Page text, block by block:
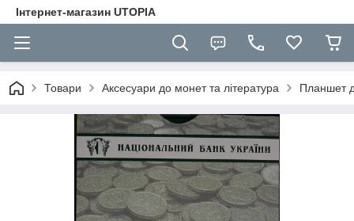
Інтернет-магазин UTOPIA
Товари Аксесуари до монет та література Планшет